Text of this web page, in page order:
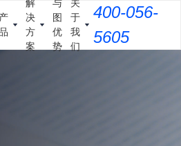
产
解
决
方
案
与
图
优
势
关
于
我
们
400-056-
5605